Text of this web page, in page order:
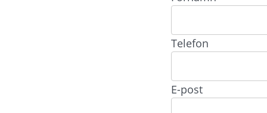
Telefon
E-post